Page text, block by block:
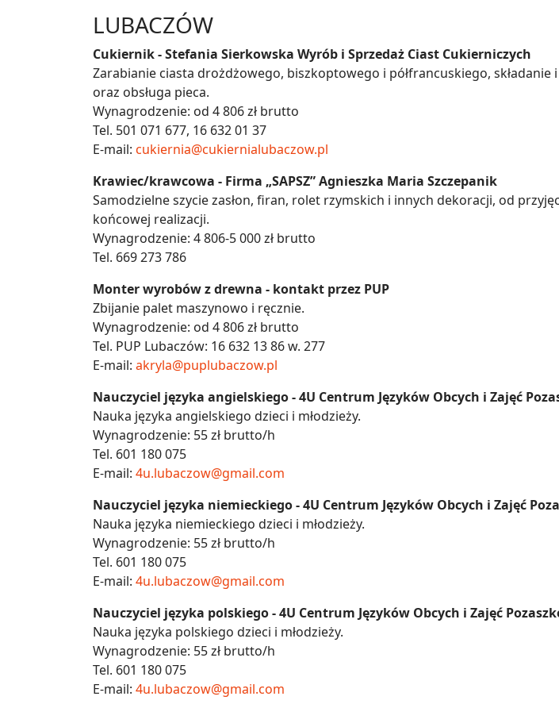
LUBACZÓW
Cukiernik - Stefania Sierkowska Wyrób i Sprzedaż Ciast Cukierniczych
Zarabianie ciasta drożdżowego, biszkoptowego i półfrancuskiego, składanie
oraz obsługa pieca.
Wynagrodzenie: od 4 806 zł brutto
Tel. 501 071 677, 16 632 01 37
E-mail: cukiernia@cukiernialubaczow.pl
Krawiec/krawcowa - Firma „SAPSZ” Agnieszka Maria Szczepanik
Samodzielne szycie zasłon, firan, rolet rzymskich i innych dekoracji, od
końcowej realizacji.
Wynagrodzenie: 4 806-5 000 zł brutto
Tel. 669 273 786
Monter wyrobów z drewna - kontakt przez PUP
Zbijanie palet maszynowo i ręcznie.
Wynagrodzenie: od 4 806 zł brutto
Tel. PUP Lubaczów: 16 632 13 86 w. 277
E-mail: akryla@puplubaczow.pl
Nauczyciel języka angielskiego - 4U Centrum Języków Obcych i Zajęć
Nauka języka angielskiego dzieci i młodzieży.
Wynagrodzenie: 55 zł brutto/h
Tel. 601 180 075
E-mail: 4u.lubaczow@gmail.com
Nauczyciel języka niemieckiego - 4U Centrum Języków Obcych i Zajęć
Nauka języka niemieckiego dzieci i młodzieży.
Wynagrodzenie: 55 zł brutto/h
Tel. 601 180 075
E-mail: 4u.lubaczow@gmail.com
Nauczyciel języka polskiego - 4U Centrum Języków Obcych i Zajęć
Nauka języka polskiego dzieci i młodzieży.
Wynagrodzenie: 55 zł brutto/h
Tel. 601 180 075
E-mail: 4u.lubaczow@gmail.com